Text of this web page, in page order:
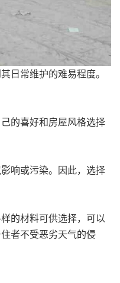
日常维护的难易程度。
的喜好和房屋风格选择
响或污染。因此，选择
的材料可供选择，可以
者不受恶劣天气的侵